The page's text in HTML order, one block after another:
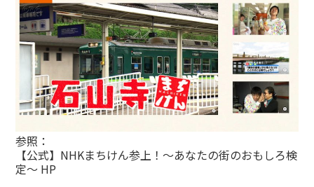
参照：
【公式】NHKまちけん参上！〜あなたの街のおもしろ検
定〜 HP